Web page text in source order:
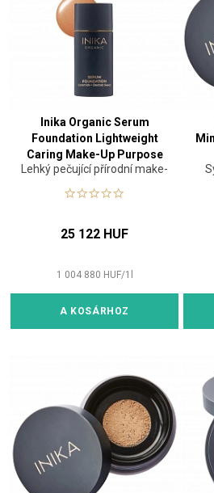
Inika Organic Serum
Foundation Lightweight
Caring Make-Up Purpose
25 ml
Lehký pečující přírodní make-
25 122 HUF
1 004 880 HUF/1
A KOSÁRHOZ